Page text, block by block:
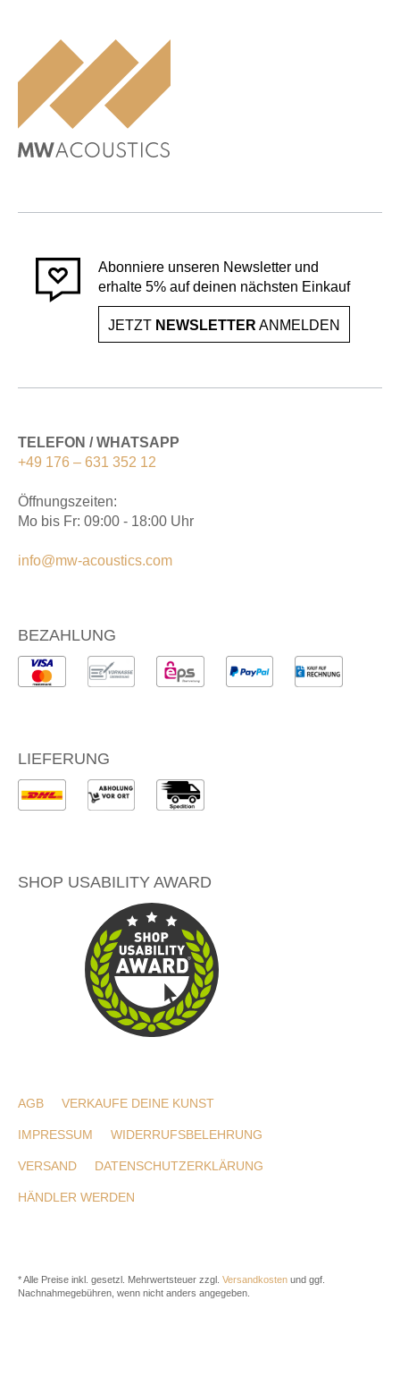
Abonniere unseren Newsletter und
erhalte 5% auf deinen nächsten Einkauf
JETZT NEWSLETTER ANMELDEN
TELEFON / WHATSAPP
+49 176 – 631 352 12
Öffnungszeiten:
Mo bis Fr: 09:00 - 18:00 Uhr
info@mw-acoustics.com
BEZAHLUNG
LIEFERUNG
SHOP USABILITY AWARD
AGB VERKAUFE DEINE KUNST
IMPRESSUM WIDERRUFSBELEHRUNG
VERSAND DATENSCHUTZERKLÄRUNG
HÄNDLER WERDEN
* Alle Preise inkl. gesetzl. Mehrwertsteuer zzgl. Versandkosten und ggf.
Nachnahmegebühren, wenn nicht anders angegeben.